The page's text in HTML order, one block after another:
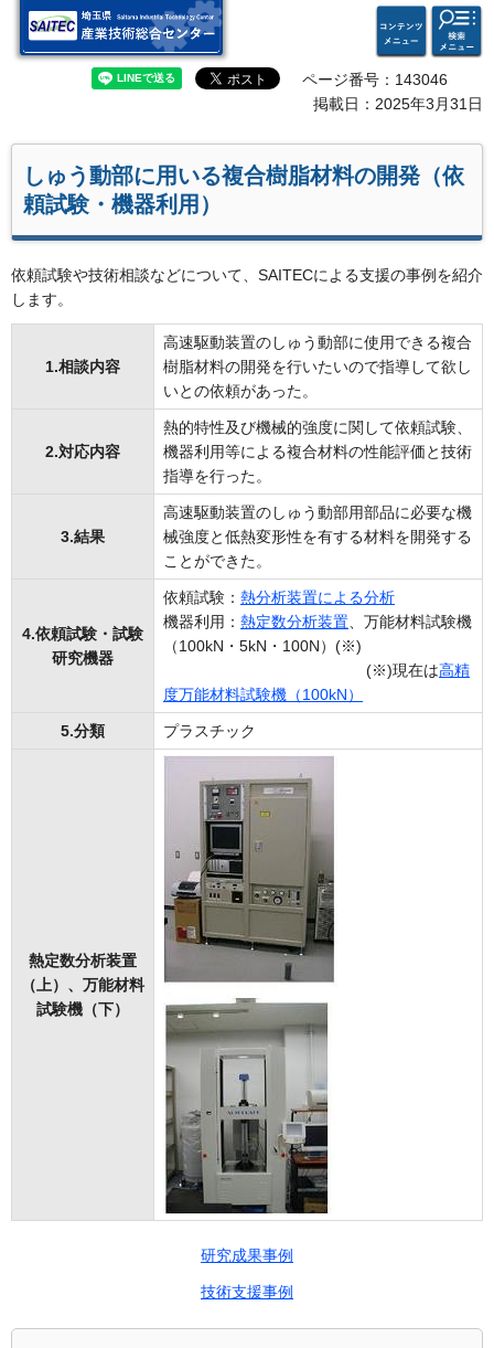
埼玉県 産業技術総合セン
コンテ
ンツメ
ニュー
検索・
共通メ
ニュー
ページ番号：143046
掲載日：2025年3月31日
しゅう動部に用いる複合樹脂材料の開発（依
頼試験・機器利用）
依頼試験や技術相談などについて、SAITECによる支援の事例を紹介
します。
1.相談内容
高速駆動装置のしゅう動部に使用できる複合
樹脂材料の開発を行いたいので指導して欲し
いとの依頼があった。
2.対応内容
熱的特性及び機械的強度に関して依頼試験、
機器利用等による複合材料の性能評価と技術
指導を行った。
3.結果
高速駆動装置のしゅう動部用部品に必要な機
械強度と低熱変形性を有する材料を開発する
ことができた。
4.依頼試験・試験
研究機器
依頼試験： 熱分析装置による分析
機器利用： 熱定数分析装置 、万能材料試験機
（100kN・5kN・100N）(※)
(※)現在は高精
度万能材料試験機（100kN）
5.分類 プラスチック
熱定数分析装置
（上）、万能材料
試験機（下）
研究成果事例
技術支援事例